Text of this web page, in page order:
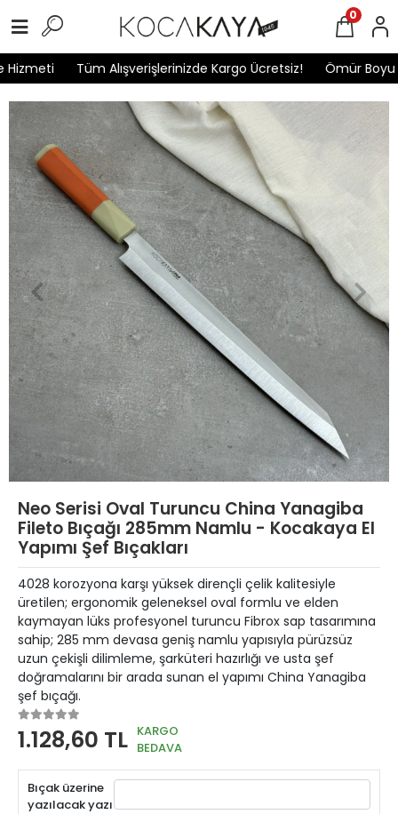
Tüm Alışverişlerinizde Kargo Ücretsiz! Ömür Boyu
0
Neo Serisi Oval Turuncu China Yanagiba
Fileto Bıçağı 285mm Namlu - Kocakaya El
Yapımı Şef Bıçakları
4028 korozyona karşı yüksek dirençli çelik kalitesiyle
üretilen; ergonomik geleneksel oval formlu ve elden
kaymayan lüks profesyonel turuncu Fibrox sap tasarımına
sahip; 285 mm devasa geniş namlu yapısıyla pürüzsüz
uzun çekişli dilimleme, şarküteri hazırlığı ve usta şef
doğramalarını bir arada sunan el yapımı China Yanagiba
şef bıçağı.
1.128,60 TL KARGO
BEDAVA
Bıçak üzerine
yazılacak yazı